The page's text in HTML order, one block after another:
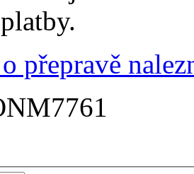
přepravě